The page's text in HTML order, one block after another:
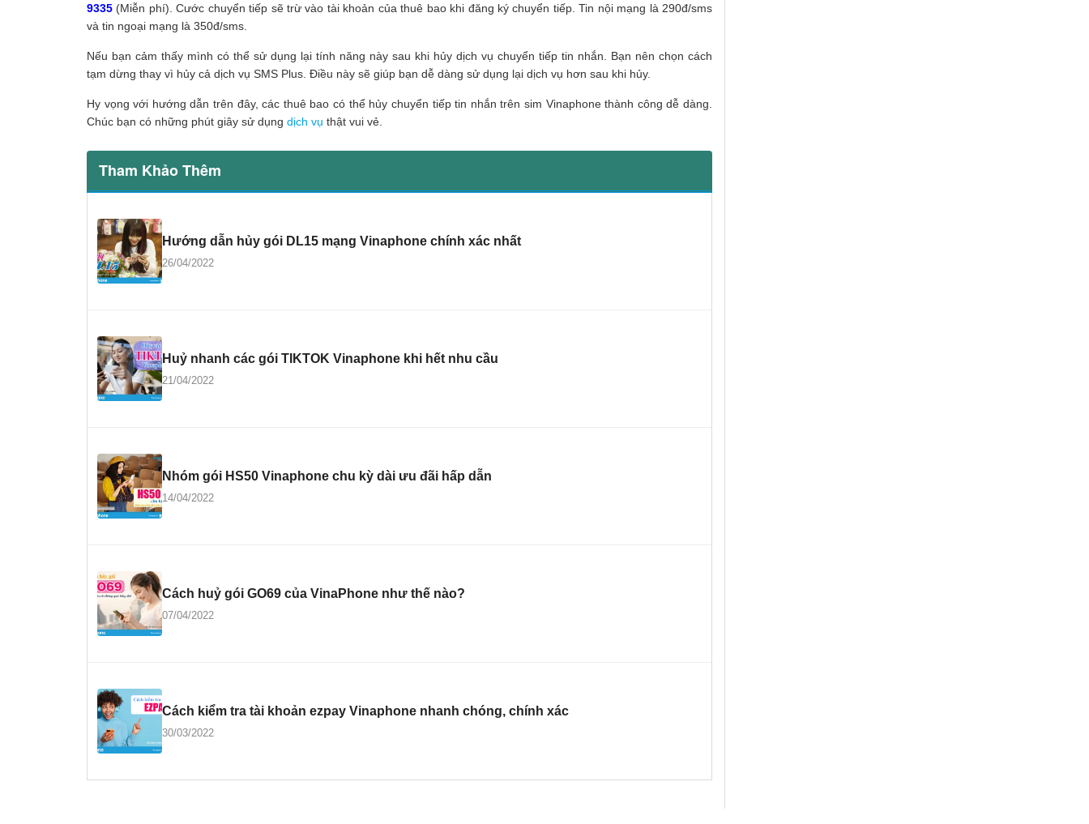
9335 (Miễn phí). Cước chuyển tiếp sẽ trừ vào tài khoản của thuê bao khi đăng ký chuyển tiếp. Tin nội mạng là 290đ/sms
và tin ngoại mạng là 350đ/sms.
Nếu bạn cảm thấy mình có thể sử dụng lại tính năng này sau khi hủy dịch vụ chuyển tiếp tin nhắn. Bạn nên chọn cách
tạm dừng thay vì hủy cả dịch vụ SMS Plus. Điều này sẽ giúp bạn dễ dàng sử dụng lại dịch vụ hơn sau khi hủy.
Hy vọng với hướng dẫn trên đây, các thuê bao có thể hủy chuyển tiếp tin nhắn trên sim Vinaphone thành công dễ dàng.
Chúc bạn có những phút giây sử dụng dịch vụ thật vui vẻ.
Tham Khảo Thêm
Hướng dẫn hủy gói DL15 mạng Vinaphone chính xác nhất
26/04/2022
Huỷ nhanh các gói TIKTOK Vinaphone khi hết nhu cầu
21/04/2022
Nhóm gói HS50 Vinaphone chu kỳ dài ưu đãi hấp dẫn
14/04/2022
Cách huỷ gói GO69 của VinaPhone như thế nào?
07/04/2022
Cách kiểm tra tài khoản ezpay Vinaphone nhanh chóng, chính xác
30/03/2022